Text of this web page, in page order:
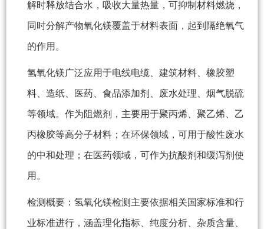
解时释放结合水，吸收大量热量，可抑制材料燃烧，
同时分解产物氧化镁覆盖于材料表面，起到隔绝氧气
的作用。
氢氧化镁广泛应用于电线电缆、建筑材料、橡胶塑
料、造纸、医药、食品添加剂、废水处理、烟气脱硫
等领域。作为阻燃剂，主要用于聚丙烯、聚乙烯、乙
丙橡胶等高分子材料；在环保领域，可用于酸性废水
的中和处理；在医药领域，可作为抗酸剂和缓泻剂使
用。
检测概要：氢氧化镁检测主要依据相关国家标准和行
业标准进行，涵盖理化指标、纯度分析、杂质含量、